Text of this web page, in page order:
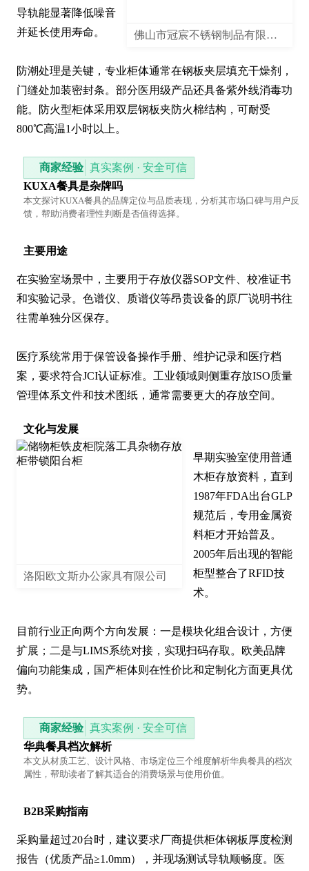
佛山市冠宸不锈钢制品有限公司
导轨能显著降低噪音
并延长使用寿命。
防潮处理是关键，专业柜体通常在钢板夹层填充干燥剂，
门缝处加装密封条。部分医用级产品还具备紫外线消毒功
能。防火型柜体采用双层钢板夹防火棉结构，可耐受
800℃高温1小时以上。
商家经验 真实案例 · 安全可信
KUXA餐具是杂牌吗
本文探讨KUXA餐具的品牌定位与品质表现，分析其市场口碑与用户反
馈，帮助消费者理性判断是否值得选择。
主要用途
在实验室场景中，主要用于存放仪器SOP文件、校准证书
和实验记录。色谱仪、质谱仪等昂贵设备的原厂说明书往
往需单独分区保存。
医疗系统常用于保管设备操作手册、维护记录和医疗档
案，要求符合JCI认证标准。工业领域则侧重存放ISO质量
管理体系文件和技术图纸，通常需要更大的存放空间。
文化与发展
洛阳欧文斯办公家具有限公司
早期实验室使用普通
木柜存放资料，直到
1987年FDA出台GLP
规范后，专用金属资
料柜才开始普及。
2005年后出现的智能
柜型整合了RFID技
术。
目前行业正向两个方向发展：一是模块化组合设计，方便
扩展；二是与LIMS系统对接，实现扫码存取。欧美品牌
偏向功能集成，国产柜体则在性价比和定制化方面更具优
势。
商家经验 真实案例 · 安全可信
华典餐具档次解析
本文从材质工艺、设计风格、市场定位三个维度解析华典餐具的档次
属性，帮助读者了解其适合的消费场景与使用价值。
B2B采购指南
采购量超过20台时，建议要求厂商提供柜体钢板厚度检测
报告（优质产品≥1.0mm），并现场测试导轨顺畅度。医